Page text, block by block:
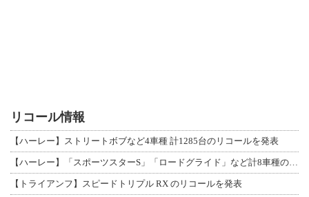
リコール情報
【ハーレー】ストリートボブなど4車種 計1285台のリコールを発表
【トライアンフ】スピードトリプル RX のリコールを発表